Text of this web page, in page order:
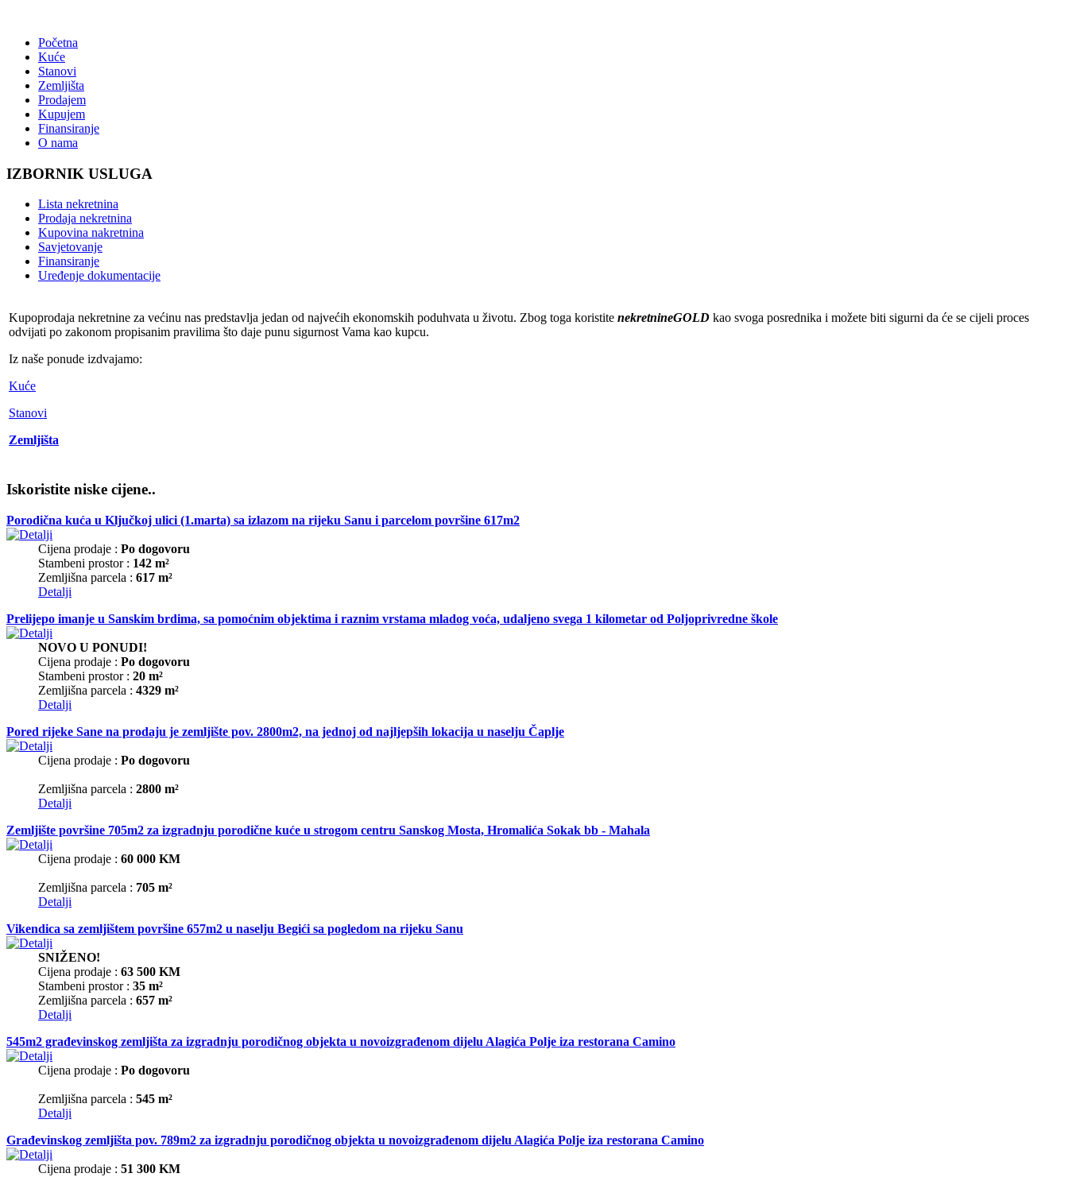
Početna
Kuće
Stanovi
Zemljišta
Prodajem
Kupujem
Finansiranje
O nama
IZBORNIK USLUGA
Lista nekretnina
Prodaja nekretnina
Kupovina nakretnina
Savjetovanje
Finansiranje
Uređenje dokumentacije
Kupoprodaja nekretnine za većinu nas predstavlja jedan od najvećih ekonomskih poduhvata u životu. Zbog toga koristite nekretnineGOLD kao svoga posrednika i možete biti sigurni da će se cijeli proces
odvijati po zakonom propisanim pravilima što daje punu sigurnost Vama kao kupcu.
Iz naše ponude izdvajamo:
Kuće
Stanovi
Zemljišta
Iskoristite niske cijene..
Porodična kuća u Ključkoj ulici (1.marta) sa izlazom na rijeku Sanu i parcelom površine 617m2
Cijena prodaje : Po dogovoru
Stambeni prostor : 142 m²
Zemljišna parcela : 617 m²
Detalji
Prelijepo imanje u Sanskim brdima, sa pomoćnim objektima i raznim vrstama mladog voća, udaljeno svega 1 kilometar od Poljoprivredne škole
NOVO U PONUDI!
Cijena prodaje : Po dogovoru
Stambeni prostor : 20 m²
Zemljišna parcela : 4329 m²
Detalji
Pored rijeke Sane na prodaju je zemljište pov. 2800m2, na jednoj od najljepših lokacija u naselju Čaplje
Cijena prodaje : Po dogovoru
Zemljišna parcela : 2800 m²
Detalji
Zemljište površine 705m2 za izgradnju porodične kuće u strogom centru Sanskog Mosta, Hromalića Sokak bb - Mahala
Cijena prodaje : 60 000 KM
Zemljišna parcela : 705 m²
Detalji
Vikendica sa zemljištem površine 657m2 u naselju Begići sa pogledom na rijeku Sanu
SNIŽENO!
Cijena prodaje : 63 500 KM
Stambeni prostor : 35 m²
Zemljišna parcela : 657 m²
Detalji
545m2 građevinskog zemljišta za izgradnju porodičnog objekta u novoizgrađenom dijelu Alagića Polje iza restorana Camino
Cijena prodaje : Po dogovoru
Zemljišna parcela : 545 m²
Detalji
Građevinskog zemljišta pov. 789m2 za izgradnju porodičnog objekta u novoizgrađenom dijelu Alagića Polje iza restorana Camino
Cijena prodaje : 51 300 KM